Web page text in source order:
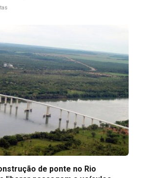
de ponte no Rio